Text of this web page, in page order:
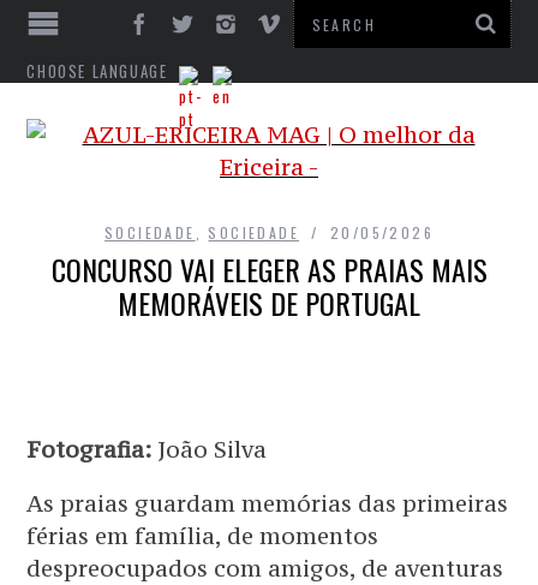
CHOOSE LANGUAGE
SOCIEDADE SOCIEDADE 20/05/2026
CONCURSO VAI ELEGER AS PRAIAS MAIS
MEMORÁVEIS DE PORTUGAL
Fotografia: João Silva
As praias guardam memórias das primeiras
férias em família, de momentos
despreocupados com amigos, de aventuras